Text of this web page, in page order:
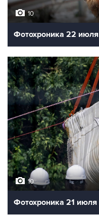
10
Фотохроника 22 июля
10
Фотохроника 21 июля